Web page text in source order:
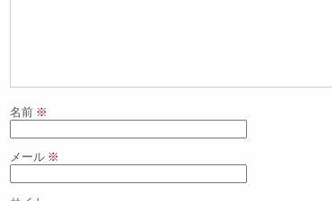
名前 ※
メール ※